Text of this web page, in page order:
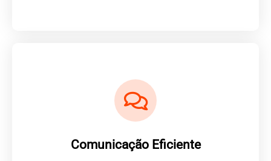
Comunicação Eficiente
Fomentando a Colaboração no
ClickUp
A comunicação eficiente é o alicerce de equipes bem-